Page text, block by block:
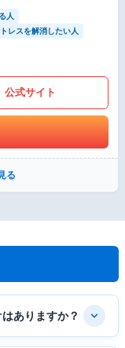
人
レスを解消したい人
公式サイト
る
ありますか？